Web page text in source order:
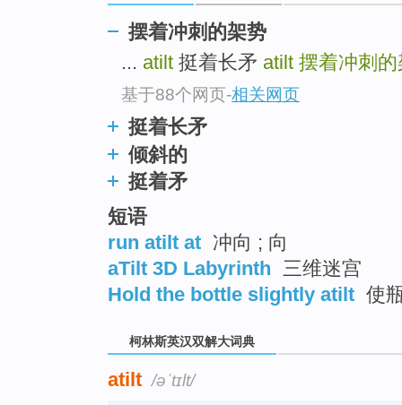
摆着冲刺的架势
... atilt 挺着长矛 atilt 摆着冲刺
基于88个网页-相关网页
挺着长矛
倾斜的
挺着矛
短语
run atilt at 冲向 ; 向
aTilt 3D Labyrinth
三维迷宫
Hold the bottle slightly atilt 使
柯林斯英汉双解大词典
atilt /əˈtɪlt/